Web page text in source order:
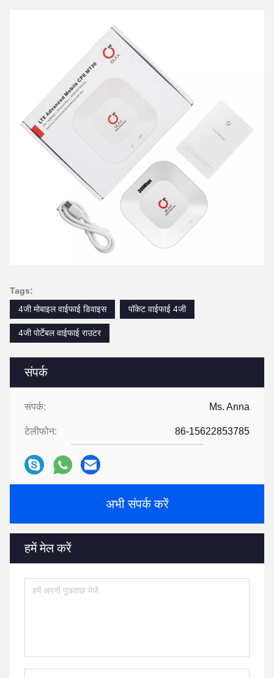
संपर्क
संपर्क: Ms. Anna
टेलीफोन: 86-15622853785
अभी संपर्क करें
हमें मेल करें
Tags:
4जी मोबाइल वाईफाई डिवाइस
पॉकेट वाईफाई 4जी
4जी पोर्टेबल वाईफाई राउटर